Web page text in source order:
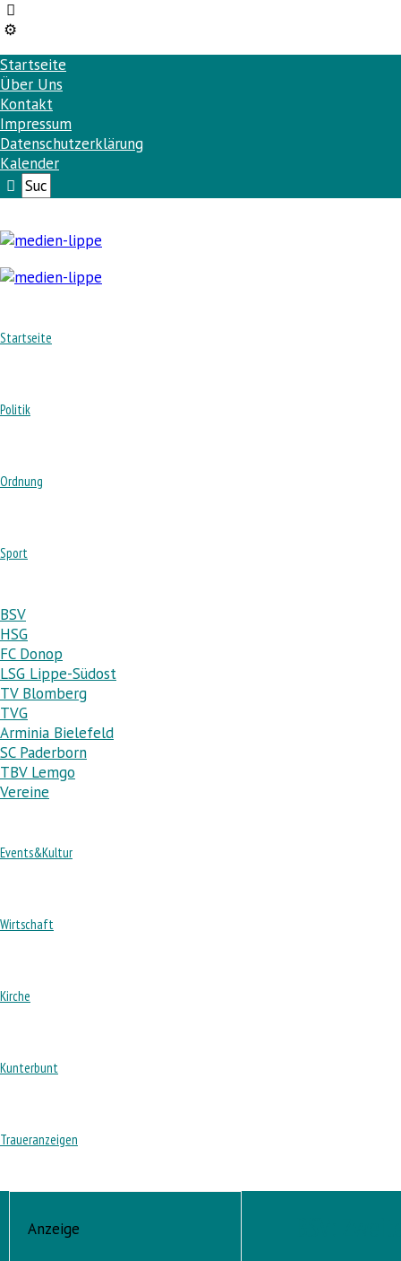
Startseite
Über Uns
Kontakt
Impressum
Datenschutzerklärung
Kalender
Startseite
Politik
Ordnung
Sport
BSV
HSG
FC Donop
LSG Lippe-Südost
TV Blomberg
TVG
Arminia Bielefeld
SC Paderborn
TBV Lemgo
Vereine
Events&Kultur
Wirtschaft
Kirche
Kunterbunt
Traueranzeigen
Anzeige